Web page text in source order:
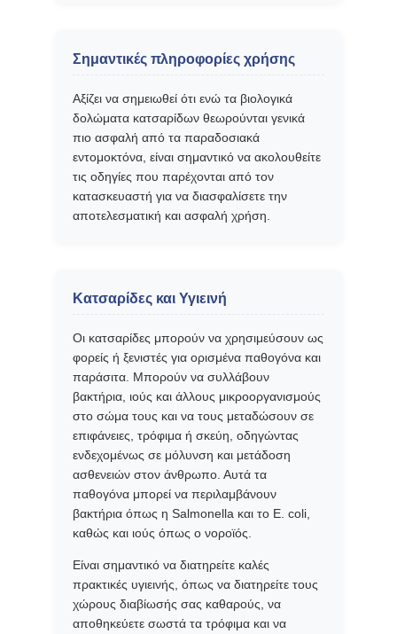
Σημαντικές πληροφορίες χρήσης
Αξίζει να σημειωθεί ότι ενώ τα βιολογικά
δολώματα κατσαρίδων θεωρούνται γενικά
πιο ασφαλή από τα παραδοσιακά
εντομοκτόνα, είναι σημαντικό να ακολουθείτε
τις οδηγίες που παρέχονται από τον
κατασκευαστή για να διασφαλίσετε την
αποτελεσματική και ασφαλή χρήση.
Κατσαρίδες και Υγιεινή
Οι κατσαρίδες μπορούν να χρησιμεύσουν ως
φορείς ή ξενιστές για ορισμένα παθογόνα και
παράσιτα. Μπορούν να συλλάβουν
βακτήρια, ιούς και άλλους μικροοργανισμούς
στο σώμα τους και να τους μεταδώσουν σε
επιφάνειες, τρόφιμα ή σκεύη, οδηγώντας
ενδεχομένως σε μόλυνση και μετάδοση
ασθενειών στον άνθρωπο. Αυτά τα
παθογόνα μπορεί να περιλαμβάνουν
βακτήρια όπως η Salmonella και το E. coli,
καθώς και ιούς όπως ο νοροϊός.
Είναι σημαντικό να διατηρείτε καλές
πρακτικές υγιεινής, όπως να διατηρείτε τους
χώρους διαβίωσής σας καθαρούς, να
αποθηκεύετε σωστά τα τρόφιμα και να